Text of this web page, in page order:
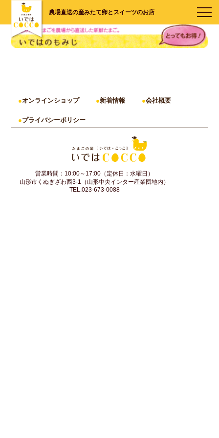
農場直送の産みたて卵とスイーツのお店
オンラインショップ 新着情報 会社概要
プライバシーポリシー
営業時間：10:00～17:00（定休日：水曜日）
山形市くぬぎざわ西3-1（山形中央インター産業団地内）
TEL.023-673-0088